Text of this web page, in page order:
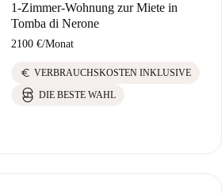
1-Zimmer-Wohnung zur Miete in
Tomba di Nerone
2100 €/Monat
euro VERBRAUCHSKOSTEN INKLUSIVE
DIE BESTE WAHL